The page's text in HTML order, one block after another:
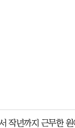
작년까지 근무한